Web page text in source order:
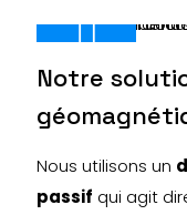
Notre
Nous utilisons un
passif qui agit